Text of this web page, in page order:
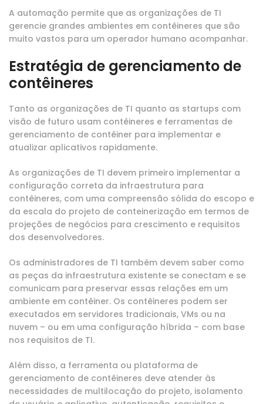
A automação permite que as organizações de TI
gerencie grandes ambientes em contêineres que são
muito vastos para um operador humano acompanhar.
Estratégia de gerenciamento de
contêineres
Tanto as organizações de TI quanto as startups com
visão de futuro usam contêineres e ferramentas de
gerenciamento de contêiner para implementar e
atualizar aplicativos rapidamente.
As organizações de TI devem primeiro implementar a
configuração correta da infraestrutura para
contêineres, com uma compreensão sólida do escopo e
da escala do projeto de conteinerização em termos de
projeções de negócios para crescimento e requisitos
dos desenvolvedores.
Os administradores de TI também devem saber como
as peças da infraestrutura existente se conectam e se
comunicam para preservar essas relações em um
ambiente em contêiner. Os contêineres podem ser
executados em servidores tradicionais, VMs ou na
nuvem – ou em uma configuração híbrida – com base
nos requisitos de TI.
Além disso, a ferramenta ou plataforma de
gerenciamento de contêineres deve atender às
necessidades de multilocação do projeto, isolamento